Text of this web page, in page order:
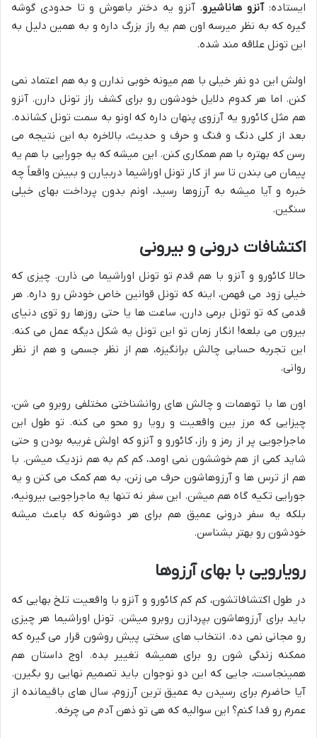
ایستاده:آنزو هاناشیرو. آنزو یه دختر باهوش و تا حدودی گوشه
گیره که به نظر میرسه اون هم یه راز بزرگ داره و به همین دلیل به
این تونل علاقه مند شده.
اولش این دو نفر خیلی با هم میونه خوبی ندارن و به هم اعتماد نمی
کنن. اما هر کدوم دلایل خودشون رو برای کشف راز تونل دارن. آنزو
هم مثل کائورو یه آرزوی پنهان داره که اونو به سمت تونل کشانده.
بعد از کلی دنگ و فنگ و حرف و حدیث، بالاخره به این نتیجه می
رسن که بهتره با هم همکاری کنن. این میشه که یه جورایی با هم یه
پیمان می بندن تا سر از کار تونل اوراشیما دربیارن و ببینن واقعاً چه
خبره و آیا میشه به آرزوها رسید، اونم بدون پرداخت بهای خیلی
سنگین.
اکتشافات درونی و بیرونی
حالا کائورو و آنزو با هم قدم تو تونل اوراشیما می ذارن. چیزی که
خیلی زود می فهمن، اینه که تونل قوانین خاص خودش رو داره. هر
قدمی که تو تونل برمی دارن، ساعت ها یا حتی روزها رو توی دنیای
بیرون می بلعه! انگار زمان تو این تونل یه شکل دیگه عمل می کنه.
این تجربه حسابی چالش برانگیزه، هم از نظر جسمی و هم از نظر
روانی.
اون ها با توهمات و چالش های روانشناختی مختلفی روبرو می شن،
چیزایی که مرز بین واقعیت و رویا رو محو می کنه. تو طول این
ماجراجویی پر از رمز و راز، کائورو و آنزو که اولش غریبه بودن و حتی
شاید کمی از هم خوششون نمی اومد، کم کم به هم نزدیک میشن. با
هم از ترس ها و آرزوهاشون حرف می زنن، به هم کمک می کنن و یه
جورایی تکیه گاه هم میشن. این سفر نه تنها یه ماجراجویی بیرونیه،
بلکه یه سفر درونی عمیق هم برای هر دوشونه که باعث میشه
خودشون رو بهتر بشناسن.
رویارویی با بهای آرزوها
در طول اکتشافاتشون، کم کم کائورو و آنزو با واقعیت تلخ بهایی که
باید برای آرزوهاشون بپردازن روبرو میشن. تونل اوراشیما هر چیزی
رو مجانی نمی ده. انتخاب های سختی پیش روشون قرار می گیره که
ممکنه زندگی شون رو برای همیشه تغییر بده. اوج داستان هم
همینجاست، جایی که این دو نوجوان باید تصمیم نهایی رو بگیرن.
آیا حاضرم برای رسیدن به عمیق ترین آرزوم، سال های باقیمانده از
عمرم رو فدا کنم؟ این سوالیه که هی تو ذهن آدم می چرخه.